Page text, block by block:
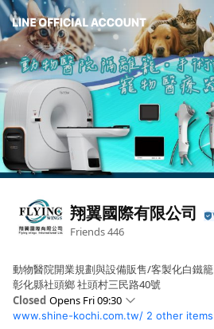
翔翼國際有限公司
Friends446
動物醫院開業規劃與設備販售/客製化白鐵籠
彰化縣社頭鄉 社頭村三民路40號
Closed Opens Fri 09:30
SunClosed
www.shine-kochi.com.tw/ 2 other items